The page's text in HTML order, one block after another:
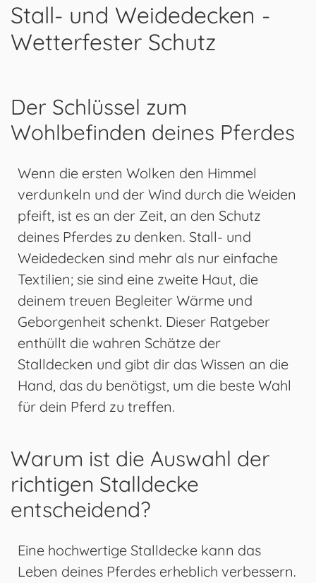
Stall- und Weidedecken -
Wetterfester Schutz
Der Schlüssel zum
Wohlbefinden deines Pferdes
Wenn die ersten Wolken den Himmel
verdunkeln und der Wind durch die Weiden
pfeift, ist es an der Zeit, an den Schutz
deines Pferdes zu denken. Stall- und
Weidedecken sind mehr als nur einfache
Textilien; sie sind eine zweite Haut, die
deinem treuen Begleiter Wärme und
Geborgenheit schenkt. Dieser Ratgeber
enthüllt die wahren Schätze der
Stalldecken und gibt dir das Wissen an die
Hand, das du benötigst, um die beste Wahl
für dein Pferd zu treffen.
Warum ist die Auswahl der
richtigen Stalldecke
entscheidend?
Eine hochwertige Stalldecke kann das
Leben deines Pferdes erheblich verbessern.